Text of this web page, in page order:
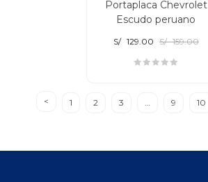
Portaplaca Chevrolet
Escudo peruano
S/ 159.00
S/ 129.00
1 2 3 9 10